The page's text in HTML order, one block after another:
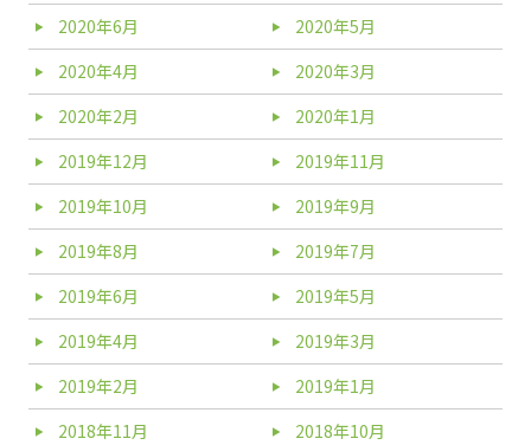
2020年6月
2020年5月
2020年4月
2020年3月
2020年2月
2020年1月
2019年12月
2019年11月
2019年10月
2019年9月
2019年8月
2019年7月
2019年6月
2019年5月
2019年4月
2019年3月
2019年2月
2019年1月
2018年11月
2018年10月